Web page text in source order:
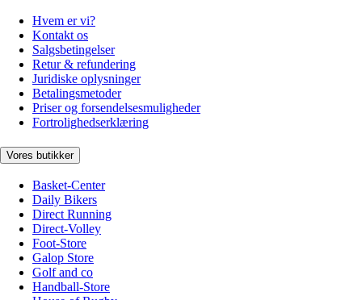
Hvem er vi?
Kontakt os
Salgsbetingelser
Retur & refundering
Juridiske oplysninger
Betalingsmetoder
Priser og forsendelsesmuligheder
Fortrolighedserklæring
Vores butikker
Basket-Center
Daily Bikers
Direct Running
Direct-Volley
Foot-Store
Galop Store
Golf and co
Handball-Store